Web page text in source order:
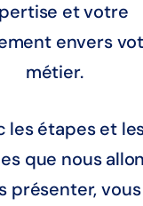
et votre
envers
métier.
les étapes et
que nous
présenter, vous